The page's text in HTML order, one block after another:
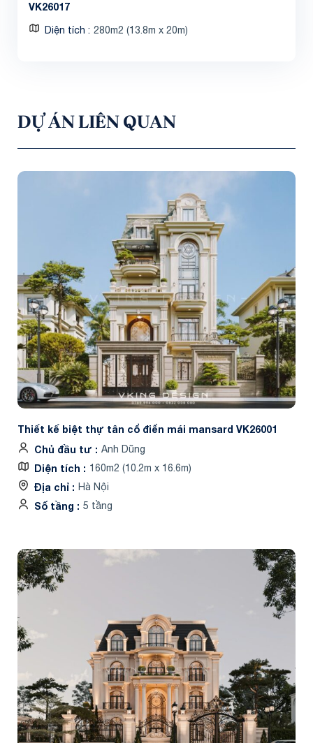
VK26017
Diện tích 280m2 (13.8m x 20m)
DỰ ÁN LIÊN QUAN
Thiết kế biệt thự tân cổ điển mái mansard VK26001
Chủ đầu tư
Anh Dũng
Diện tích 160m2 (10.2m x 16.6m)
Địa chỉ Hà Nội
Số tầng 5 tầng